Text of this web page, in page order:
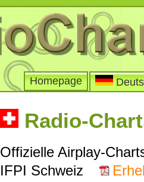
Homepage
Radio-
Offizielle Airplay-
IFPI Schweiz